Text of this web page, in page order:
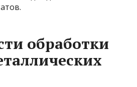
обработки